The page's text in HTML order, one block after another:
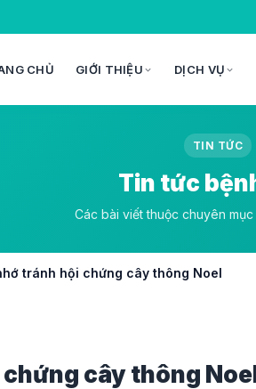
CHỦ GIỚI THIỆU DỊCH VỤ
TIN TỨC
Tin tức
Các bài viết thuộc chuyên
tránh hội chứng cây thông Noel
cây thông